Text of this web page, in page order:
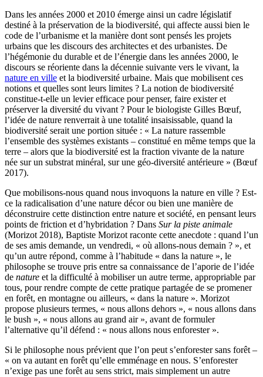
Dans les années 2000 et 2010 émerge ainsi un cadre législatif
destiné à la préservation de la biodiversité, qui affecte aussi bien le
code de l’urbanisme et la manière dont sont pensés les projets
urbains que les discours des architectes et des urbanistes. De
l’hégémonie du durable et de l’énergie dans les années 2000, le
discours se réoriente dans la décennie suivante vers le vivant, la
nature en ville et la biodiversité urbaine. Mais que mobilisent ces
notions et quelles sont leurs limites ? La notion de biodiversité
constitue-t-elle un levier efficace pour penser, faire exister et
préserver la diversité du vivant ? Pour le biologiste Gilles Bœuf,
l’idée de nature renverrait à une totalité insaisissable, quand la
biodiversité serait une portion située : « La nature rassemble
l’ensemble des systèmes existants – constitué en même temps que la
terre – alors que la biodiversité est la fraction vivante de la nature
née sur un substrat minéral, sur une géo-diversité antérieure » (Bœuf
2017).
Que mobilisons-nous quand nous invoquons la nature en ville ? Est-
ce la radicalisation d’une nature décor ou bien une manière de
déconstruire cette distinction entre nature et société, en pensant leurs
points de friction et d’hybridation ? Dans Sur la piste animale
(Morizot 2018), Baptiste Morizot raconte cette anecdote : quand l’un
de ses amis demande, un vendredi, « où allons-nous demain ? », et
qu’un autre répond, comme à l’habitude « dans la nature », le
philosophe se trouve pris entre sa connaissance de l’aporie de l’idée
de nature et la difficulté à mobiliser un autre terme, appropriable par
tous, pour rendre compte de cette pratique partagée de se promener
en forêt, en montagne ou ailleurs, « dans la nature ». Morizot
propose plusieurs termes, « nous allons dehors », « nous allons dans
le bush », « nous allons au grand air », avant de formuler
l’alternative qu’il défend : « nous allons nous enforester ».
Si le philosophe nous prévient que l’on peut s’enforester sans forêt –
« on va autant en forêt qu’elle emménage en nous. S’enforester
n’exige pas une forêt au sens strict, mais simplement un autre